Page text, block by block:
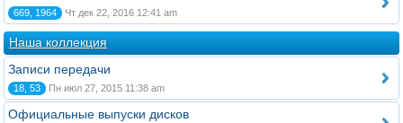
669, 1964 Чт дек 22, 2016 12:41 am
Наша коллекция
Записи передачи
18, 53 Пн июл 27, 2015 11:38 am
Официальные выпуски дисков